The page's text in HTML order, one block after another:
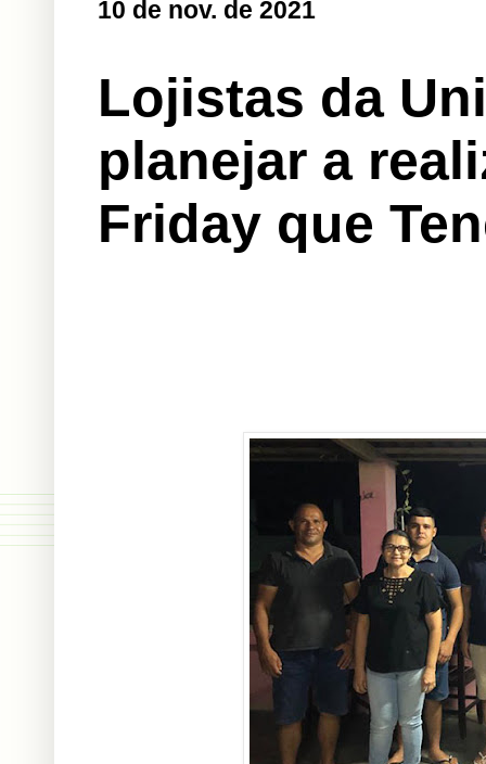
10 de nov. de 2021
Lojistas da
planejar a
Friday que